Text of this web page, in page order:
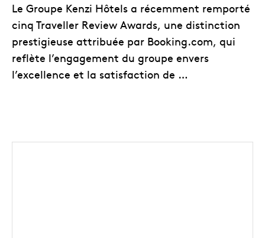
Le Groupe Kenzi Hôtels a récemment remporté
cinq Traveller Review Awards, une distinction
prestigieuse attribuée par Booking.com, qui
reflète l’engagement du groupe envers
l’excellence et la satisfaction de …